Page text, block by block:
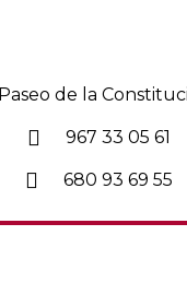
Paseo de la
967 33 05 61
680 93 69 55